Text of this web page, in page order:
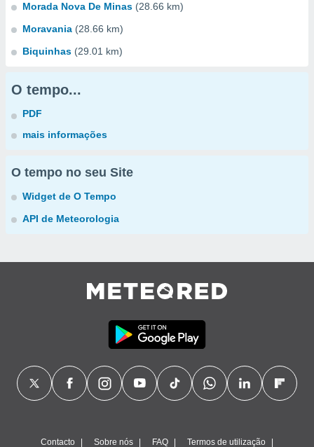
Morada Nova De Minas (28.66 km)
Moravania (28.66 km)
Biquinhas (29.01 km)
O tempo...
PDF
mais informações
O tempo no seu Site
Widget de O Tempo
API de Meteorologia
Contacto Sobre nós FAQ Termos de utilização